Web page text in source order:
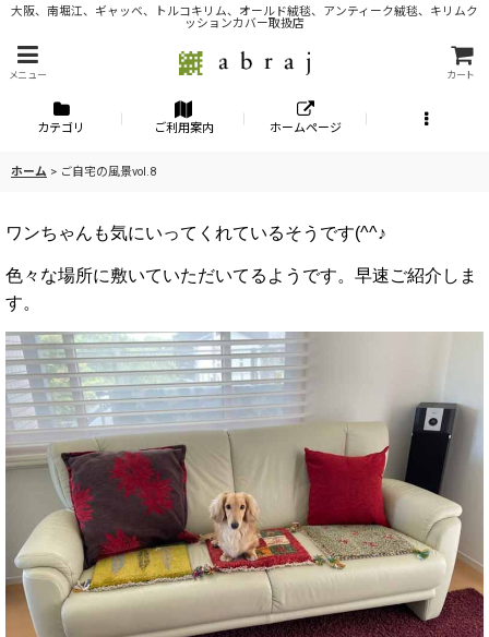
大阪、南堀江、ギャッベ、トルコキリム、オールド絨毯、アンティーク絨毯、キリムク
ッションカバー取扱店
メニュー カート
カテゴリ ご利用案内 ホームページ
ホーム > ご自宅の風景vol.8
ワンちゃんも気にいってくれているそうです(^^♪
色々な場所に敷いていただいてるようです。早速ご紹介しま
す。